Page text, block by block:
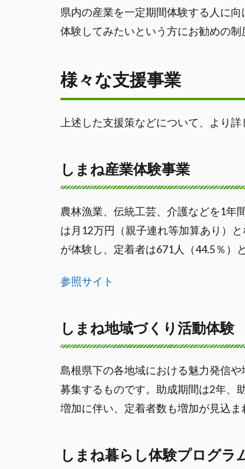
県内の産業を一定期間体験する人に
体験してみたいという方にお勧めの制
様々な支援事業
上述した支援策などについて、より詳
しまね産業体験事業
農林漁業、伝統工芸、介護などを1年
は月12万円（親子連れ等加算あり）
が体験し、定着者は671人（44.5％）
参照サイト
しまね地域づくり活動体験
島根県下の各地域における魅力発信
募集するものです。助成期間は2年、
増加に伴い、定着者数も増加が見込ま
しまね暮らし体験プログラ